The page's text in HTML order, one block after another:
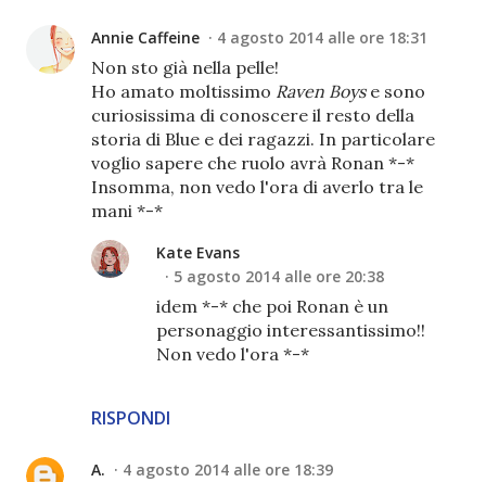
Annie Caffeine 4 agosto 2014 alle ore 18:31
Non sto già nella pelle!
Ho amato moltissimo Raven Boyse sono
curiosissima di conoscere il resto della
storia di Blue e dei ragazzi. In particolare
voglio sapere che ruolo avrà Ronan *-*
Insomma, non vedo l'ora di averlo tra le
mani *-*
RISPONDI
Kate Evans
5 agosto 2014 alle ore 20:38
idem *-* che poi Ronan è un
personaggio interessantissimo!!
Non vedo l'ora *-*
A. 4 agosto 2014 alle ore 18:39